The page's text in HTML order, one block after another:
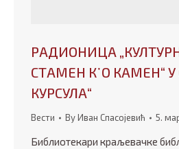
РАДИОНИЦА
СТАМЕН К᾿О КАМЕН“ У
КУРСУЛА“
Вести ByИван Спасојевић 5.
Библиотекари краљевачке